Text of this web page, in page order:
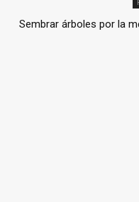
Sembrar árboles por la